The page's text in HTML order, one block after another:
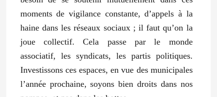
moments de vigilance constante, d’appels à la
haine dans les réseaux sociaux ; il faut qu’on la
joue collectif. Cela passe par le monde
associatif, les syndicats, les partis politiques.
Investissons ces espaces, en vue des municipales
l’année prochaine, soyons bien droits dans nos